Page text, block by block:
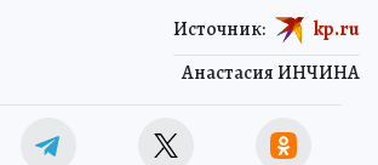
Анастасия ИНЧИНА
Источник: kp.ru